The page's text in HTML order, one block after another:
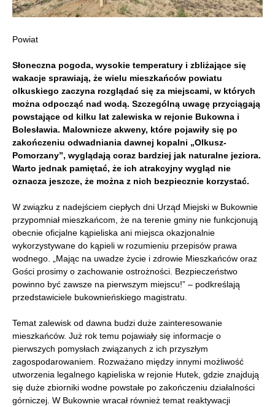
Powiat
Słoneczna pogoda, wysokie temperatury i zbliżające się
wakacje sprawiają, że wielu mieszkańców powiatu
olkuskiego zaczyna rozglądać się za miejscami, w których
można odpocząć nad wodą. Szczególną uwagę przyciągają
powstające od kilku lat zalewiska w rejonie Bukowna i
Bolesławia. Malownicze akweny, które pojawiły się po
zakończeniu odwadniania dawnej kopalni „Olkusz-
Pomorzany”, wyglądają coraz bardziej jak naturalne jeziora.
Warto jednak pamiętać, że ich atrakcyjny wygląd nie
oznacza jeszcze, że można z nich bezpiecznie korzystać.
W związku z nadejściem ciepłych dni Urząd Miejski w Bukownie
przypomniał mieszkańcom, że na terenie gminy nie funkcjonują
obecnie oficjalne kąpieliska ani miejsca okazjonalnie
wykorzystywane do kąpieli w rozumieniu przepisów prawa
wodnego. „Mając na uwadze życie i zdrowie Mieszkańców oraz
Gości prosimy o zachowanie ostrożności. Bezpieczeństwo
powinno być zawsze na pierwszym miejscu!” – podkreślają
przedstawiciele bukownieńskiego magistratu.
Temat zalewisk od dawna budzi duże zainteresowanie
mieszkańców. Już rok temu pojawiały się informacje o
pierwszych pomysłach związanych z ich przyszłym
zagospodarowaniem. Rozważano między innymi możliwość
utworzenia legalnego kąpieliska w rejonie Hutek, gdzie znajdują
się duże zbiorniki wodne powstałe po zakończeniu działalności
górniczej. W Bukownie wracał również temat reaktywacji